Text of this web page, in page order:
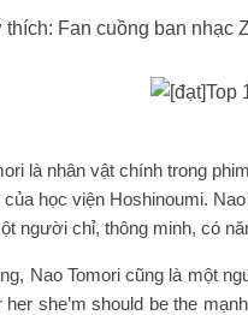
thích: Fan cuồng ban nhạc
là nhân vật chính trong
của học viện Hoshinoumi.
người chỉ, thông minh, có
Nao Tomori cũng là một
her she’m should be the